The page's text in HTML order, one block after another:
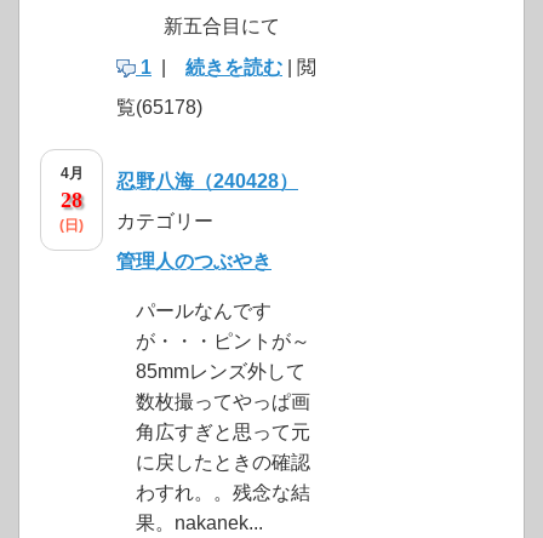
新五合目にて
1
続きを読む | 閲
覧(65178)
4月
28
(日)
忍野八海（240428）
カテゴリー
管理人のつぶやき
パールなんです
が・・・ピントが～
85mmレンズ外して
数枚撮ってやっぱ画
角広すぎと思って元
に戻したときの確認
わすれ。。残念な結
果。nakanek...